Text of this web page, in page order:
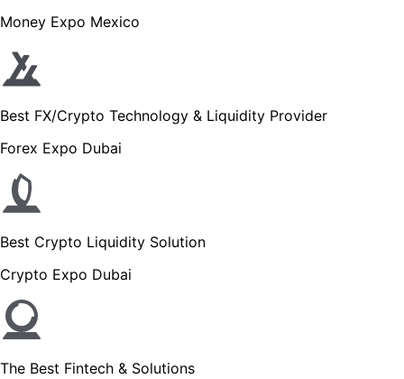
Money Expo Mexico
Best FX/Crypto Technology & Liquidity Provider
Forex Expo Dubai
Best Crypto Liquidity Solution
Crypto Expo Dubai
The Best Fintech & Solutions